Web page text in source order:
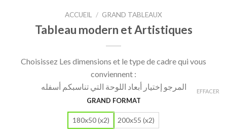
ACCUEIL / GRAND TABLEAUX
Tableau modern et Artistiques
Choisissez Les dimensions et le type de cadre qui vous
conviennent :
المرجو إختيار أبعاد اللوحة التي تناسبكم أسفله
GRAND FORMAT
180x50 (x2) 200x55 (x2)
EFFACER